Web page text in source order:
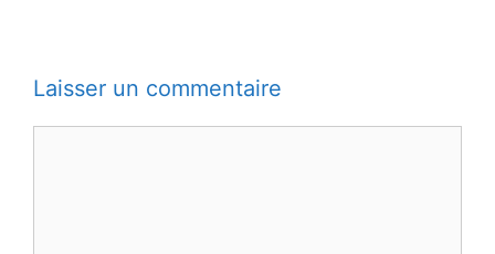
Laisser un commentaire